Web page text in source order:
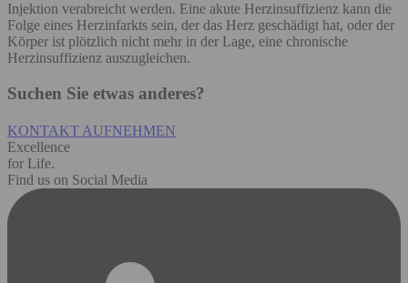
Injektion verabreicht werden. Eine akute Herzinsuffizienz kann die
Folge eines Herzinfarkts sein, der das Herz geschädigt hat, oder der
Körper ist plötzlich nicht mehr in der Lage, eine chronische
Herzinsuffizienz auszugleichen.
Suchen Sie etwas anderes?
KONTAKT AUFNEHMEN
Excellence
for Life.
Find us on Social Media